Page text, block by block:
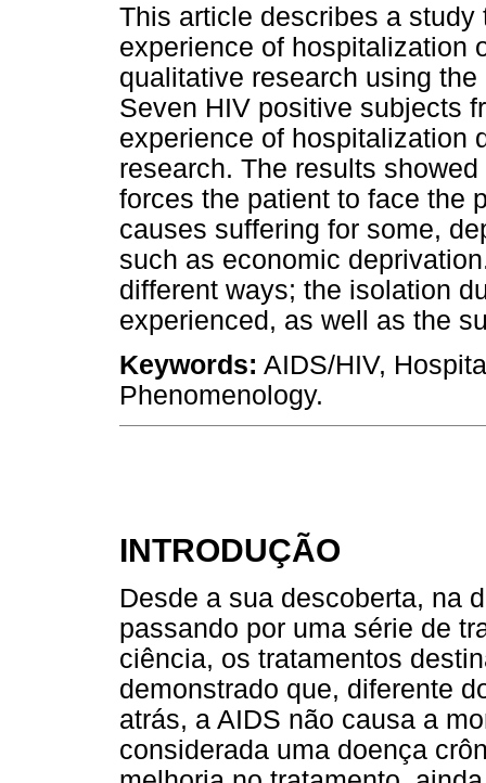
This article describes a
experience of hospitalization
qualitative research using
Seven HIV positive subjects
experience of hospitalization
research. The results
forces the patient to face the
causes suffering for some,
such as economic
different ways; the isolation
experienced, as well as the
Keywords: AIDS/HIV,
Phenomenology.
INTRODUÇÃO
Desde a sua descoberta, na
passando por uma série de
ciência, os tratamentos
demonstrado que, diferente
atrás, a AIDS não causa a
considerada uma doença